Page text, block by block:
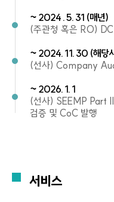
~ 2024 . 5. 31 (매년)
(주관청 혹은 RO)
~ 2024. 11. 30 (해당
(선사) Company
~ 2026. 1. 1
(선사) SEEMP Part
검증 및 CoC 발행
서비스